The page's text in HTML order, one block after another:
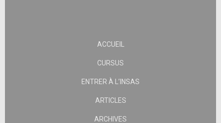
ACCUEIL
CURSUS
ENTRER À L’INSAS
ARTICLES
ARCHIVES